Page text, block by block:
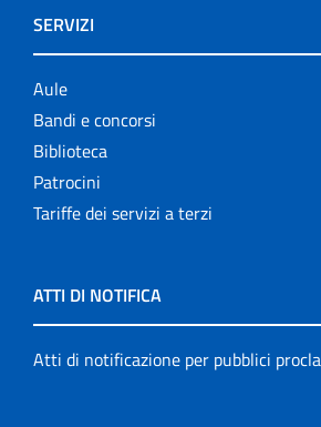
SERVIZI
Aule
Bandi e concorsi
Biblioteca
Patrocini
Tariffe dei servizi a terzi
ATTI DI NOTIFICA
Atti di notificazione per pubblici